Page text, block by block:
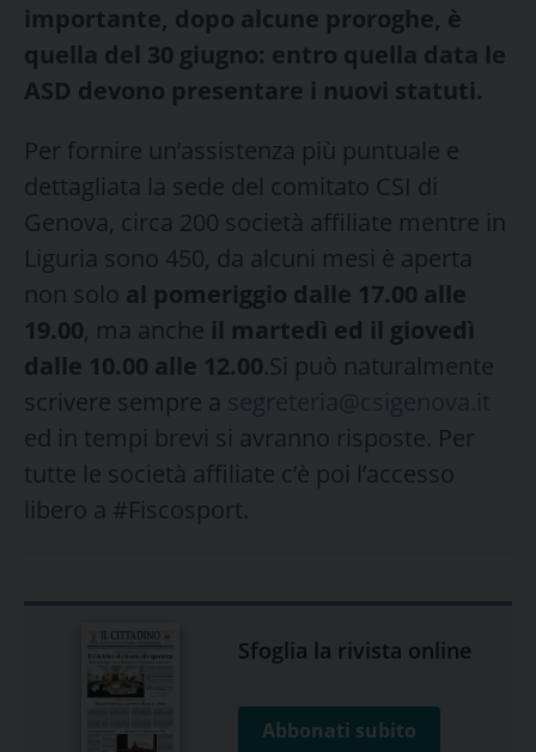
importante, dopo alcune proroghe, è
quella del 30 giugno: entro quella data le
ASD devono presentare i nuovi statuti.
Per fornire un’assistenza più puntuale e
dettagliata la sede del comitato CSI di
Genova, circa 200 società affiliate mentre in
Liguria sono 450, da alcuni mesi è aperta
non solo al pomeriggio dalle 17.00 alle
19.00, ma anche il martedì ed il giovedì
dalle 10.00 alle 12.00.Si può naturalmente
scrivere sempre a
ed in tempi brevi si avranno risposte. Per
tutte le società affiliate c’è poi l’accesso
libero a #Fiscosport.
Sfoglia la rivista online
Abbonati subito